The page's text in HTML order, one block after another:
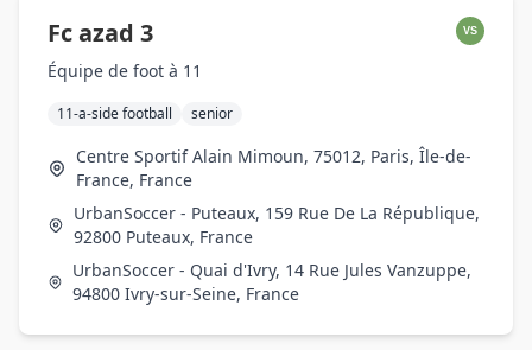
Fc azad 3 VS
Équipe de foot à 11
11-a-side football senior
Centre Sportif Alain Mimoun, 75012, Paris, Île-de-
France, France
UrbanSoccer - Puteaux, 159 Rue De La République,
92800 Puteaux, France
UrbanSoccer - Quai d'Ivry, 14 Rue Jules Vanzuppe,
94800 Ivry-sur-Seine, France